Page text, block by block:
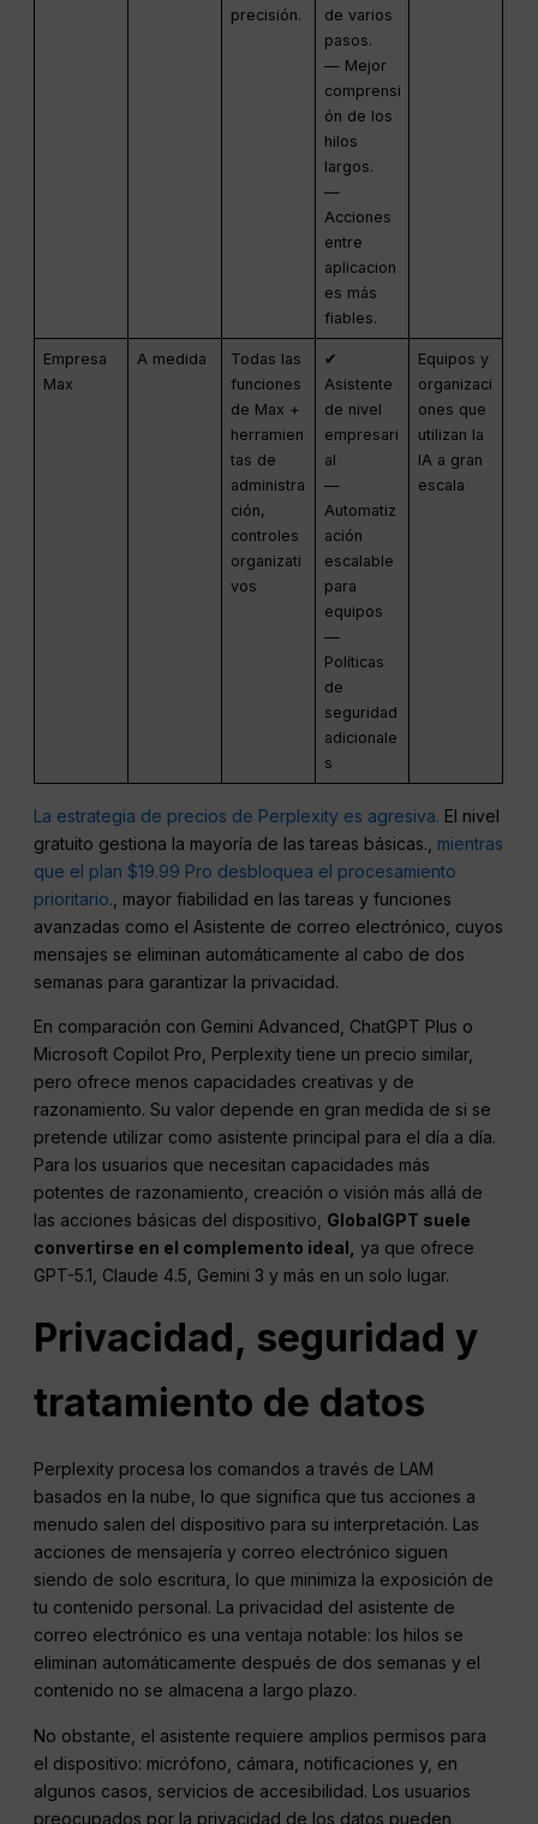
precisión.
de varios
pasos.
— Mejor
comprensi
ón de los
hilos
largos.
—
Acciones
entre
aplicacion
es más
fiables.
Empresa
Max
A medida
Todas las
funciones
de Max +
herramien
tas de
administra
ción,
controles
organizati
vos
✔
Asistente
de nivel
empresari
al
—
Automatiz
ación
escalable
para
equipos
—
Políticas
de
seguridad
adicionale
s
Equipos y
organizaci
ones que
utilizan la
IA a gran
escala
La estrategia de precios de Perplexity es agresiva. El nivel
gratuito gestiona la mayoría de las tareas básicas., mientras
que el plan $19.99 Pro desbloquea el procesamiento
prioritario. , mayor fiabilidad en las tareas y funciones
avanzadas como el Asistente de correo electrónico, cuyos
mensajes se eliminan automáticamente al cabo de dos
semanas para garantizar la privacidad.
En comparación con Gemini Advanced, ChatGPT Plus o
Microsoft Copilot Pro, Perplexity tiene un precio similar,
pero ofrece menos capacidades creativas y de
razonamiento. Su valor depende en gran medida de si se
pretende utilizar como asistente principal para el día a día.
Para los usuarios que necesitan capacidades más
potentes de razonamiento, creación o visión más allá de
las acciones básicas del dispositivo, GlobalGPT suele
convertirse en el complemento ideal, ya que ofrece
GPT-5.1, Claude 4.5, Gemini 3 y más en un solo lugar.
Privacidad, seguridad y
tratamiento de datos
Perplexity procesa los comandos a través de LAM
basados en la nube, lo que significa que tus acciones a
menudo salen del dispositivo para su interpretación. Las
acciones de mensajería y correo electrónico siguen
siendo de solo escritura, lo que minimiza la exposición de
tu contenido personal. La privacidad del asistente de
correo electrónico es una ventaja notable: los hilos se
eliminan automáticamente después de dos semanas y el
contenido no se almacena a largo plazo.
No obstante, el asistente requiere amplios permisos para
el dispositivo: micrófono, cámara, notificaciones y, en
algunos casos, servicios de accesibilidad. Los usuarios
preocupados por la privacidad de los datos pueden